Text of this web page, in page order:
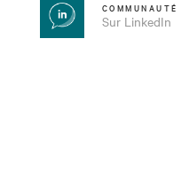
COMMUNAUTÉ
Sur LinkedIn